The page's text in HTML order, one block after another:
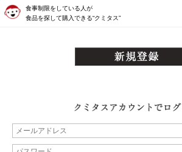
食事制限をしている人が
食品を探して購入できる“クミタス”